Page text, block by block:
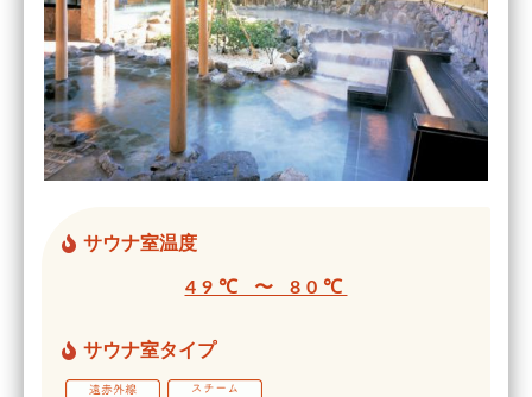
サウナ室温度
49℃ 〜 80℃
サウナ室タイプ